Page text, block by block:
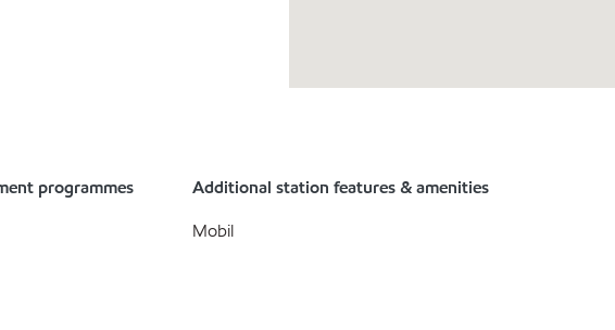
programmes
Additional station features & amenities
Mobil